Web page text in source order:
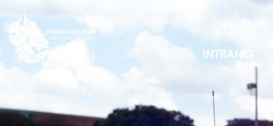
INTRANET